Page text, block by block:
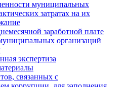
муниципальных
затратах на их
заработной плате
организаций
экспертиза
связанных с